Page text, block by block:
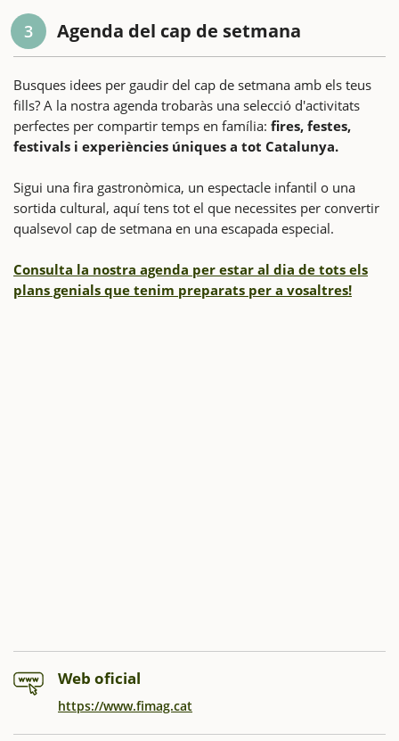
3 Agenda del cap de setmana
Busques idees per gaudir del cap de setmana amb els teus
fills? A la nostra agenda trobaràs una selecció d'activitats
perfectes per compartir temps en família: fires, festes,
festivals i experiències úniques a tot Catalunya.
Sigui una fira gastronòmica, un espectacle infantil o una
sortida cultural, aquí tens tot el que necessites per convertir
qualsevol cap de setmana en una escapada especial.
Consulta la nostra agenda per estar al dia de tots els
plans genials que tenim preparats per a vosaltres!
Web oficial
https://www.fimag.cat